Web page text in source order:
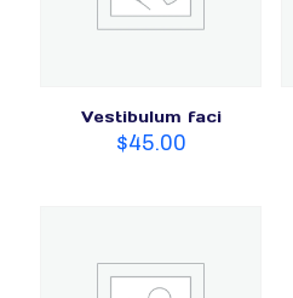
Vestibulum faci
$45.00